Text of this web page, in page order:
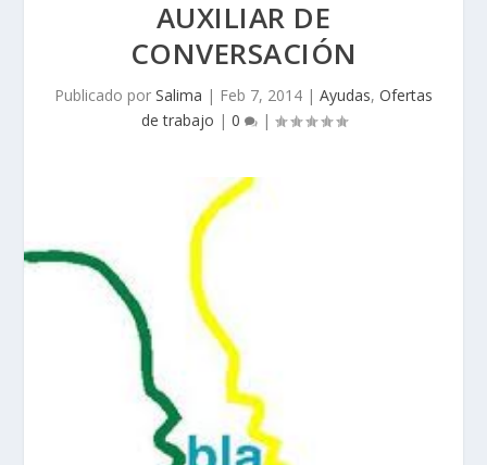
AUXILIAR DE
CONVERSACIÓN
Publicado por Salima | Feb 7, 2014 | Ayudas, Ofertas
de trabajo | 0 |